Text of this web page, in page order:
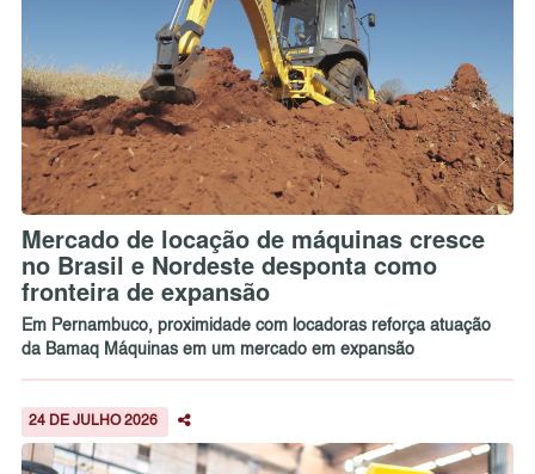
Mercado de locação de máquinas cresce
no Brasil e Nordeste desponta como
fronteira de expansão
Em Pernambuco, proximidade com locadoras reforça atuação
da Bamaq Máquinas em um mercado em expansão
24 DE JULHO 2026